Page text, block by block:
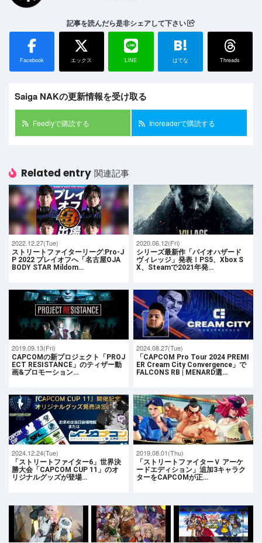
記事を読んだら是非シェアして下さい
Facebook エックス LINE
B!
はてな Threads
Saiga NAKの更新情報を受け取る
Feedlyで購読する Inoreaderで購読する
Related entry 関連記事
2022.12.27(Tue)
ストリートファイターリーグ:Pro-J
P 2022 プレイオフへ「名古屋OJA
BODY STAR Mildom…
2020.06.12(Fri)
シリーズ最新作「バイオハザード
ヴィレッジ」発表！PS5、Xbox S
X、Steamで2021年発…
2019.09.13(Fri)
CAPCOMの新プロジェクト「PROJ
ECT RESISTANCE」のティザー動
画&プロモーション…
2024.08.27(Tue)
「CAPCOM Pro Tour 2024 PREMI
ER Cream City Convergence」で
FALCONS RB | MENARD選…
2024.12.24(Tue)
「ストリートファイター6」世界決
勝大会「CAPCOM CUP 11」のオ
リジナルグッズが登場…
2019.08.01(Thu)
「ストリートファイターＶ アーケ
ードエディション」追加3キャラク
ターをCAPCOMが正…